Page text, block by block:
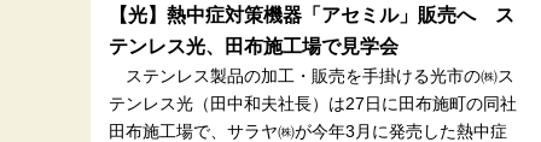
【光】熱中症対策機器「アセミル」販売へ ス
テンレス光、田布施工場で見学会
ステンレス製品の加工・販売を手掛ける光市の㈱ス
テンレス光（田中和夫社長）は27日に田布施町の同社
田布施工場で、サラヤ㈱が今年3月に発売した熱中症